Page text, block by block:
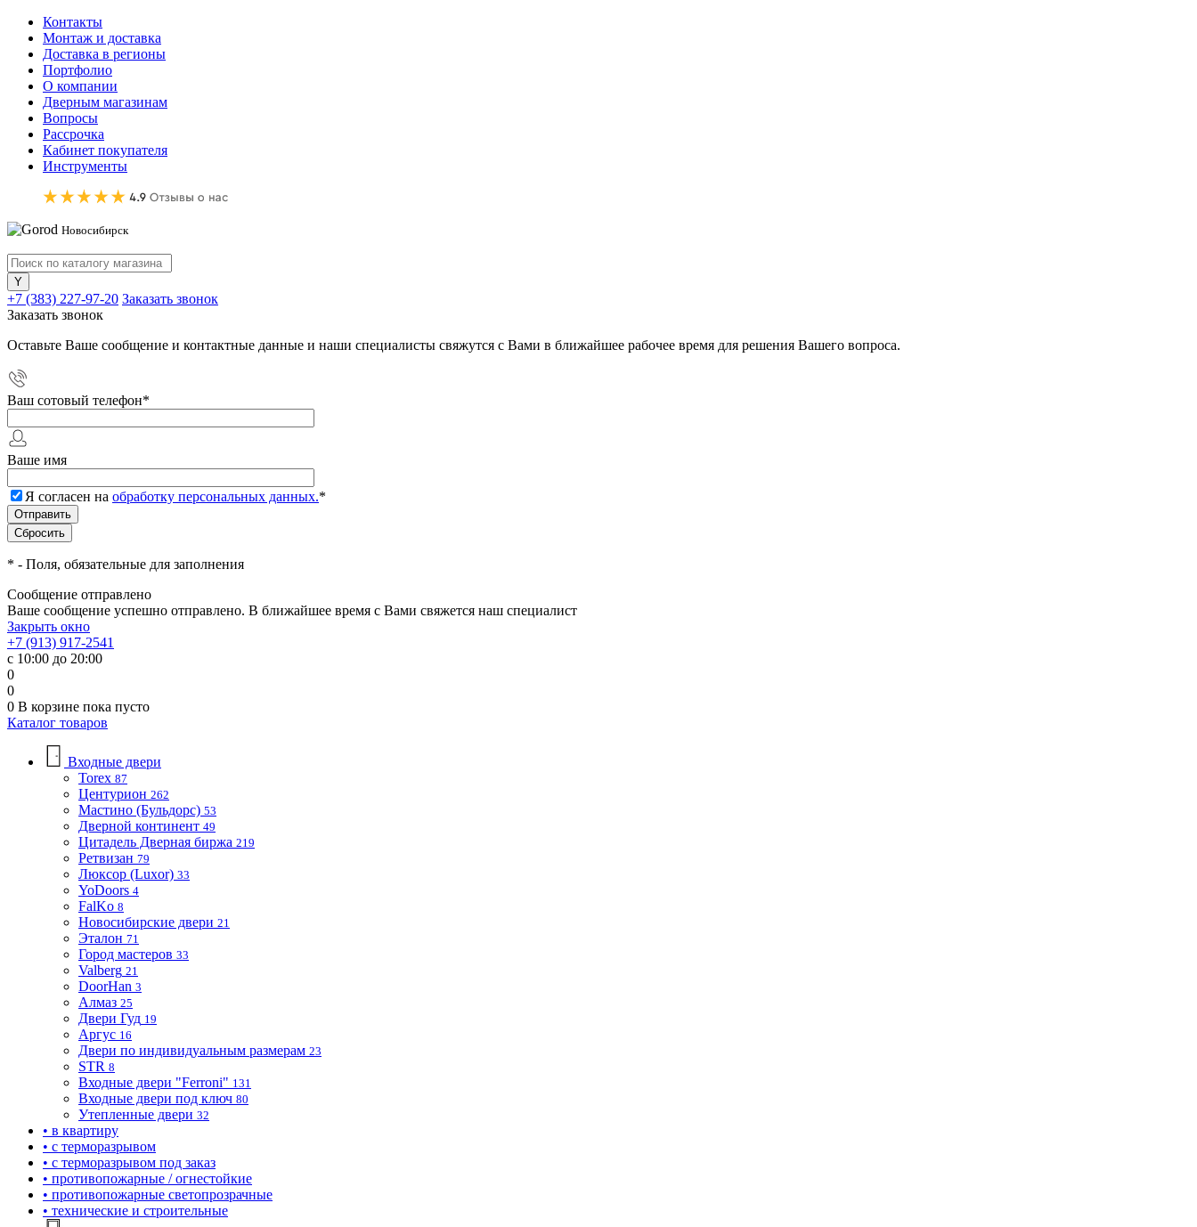
Контакты
Монтаж и доставка
Доставка в регионы
Портфолио
О компании
Дверным магазинам
Вопросы
Рассрочка
Кабинет покупателя
Инструменты
Новосибирск
+7 (383) 227-97-20 Заказать звонок
Заказать звонок
Оставьте Ваше сообщение и контактные данные и наши специалисты свяжутся с Вами в ближайшее рабочее время для решения Вашего вопроса.
Ваш сотовый телефон*
Ваше имя
Я согласен на обработку персональных данных.*
* - Поля, обязательные для заполнения
Сообщение отправлено
Ваше сообщение успешно отправлено. В ближайшее время с Вами свяжется наш специалист
Закрыть окно
+7 (913) 917-2541
с 10:00 до 20:00
0
0
0 В корзине пока пусто
Каталог товаров
Входные двери
Torex 87
Центурион 262
Мастино (Бульдорс) 53
Дверной континент 49
Цитадель Дверная биржа 219
Ретвизан 79
Люксор (Luxor) 33
YoDoors 4
FalKo 8
Новосибирские двери 21
Эталон 71
Город мастеров 33
Valberg 21
DoorHan 3
Алмаз 25
Двери Гуд 19
Аргус 16
Двери по индивидуальным размерам 23
STR 8
Входные двери "Ferroni" 131
Входные двери под ключ 80
Утепленные двери 32
• в квартиру
• с терморазрывом
• с терморазрывом под заказ
• противопожарные / огнестойкие
• противопожарные светопрозрачные
• технические и строительные